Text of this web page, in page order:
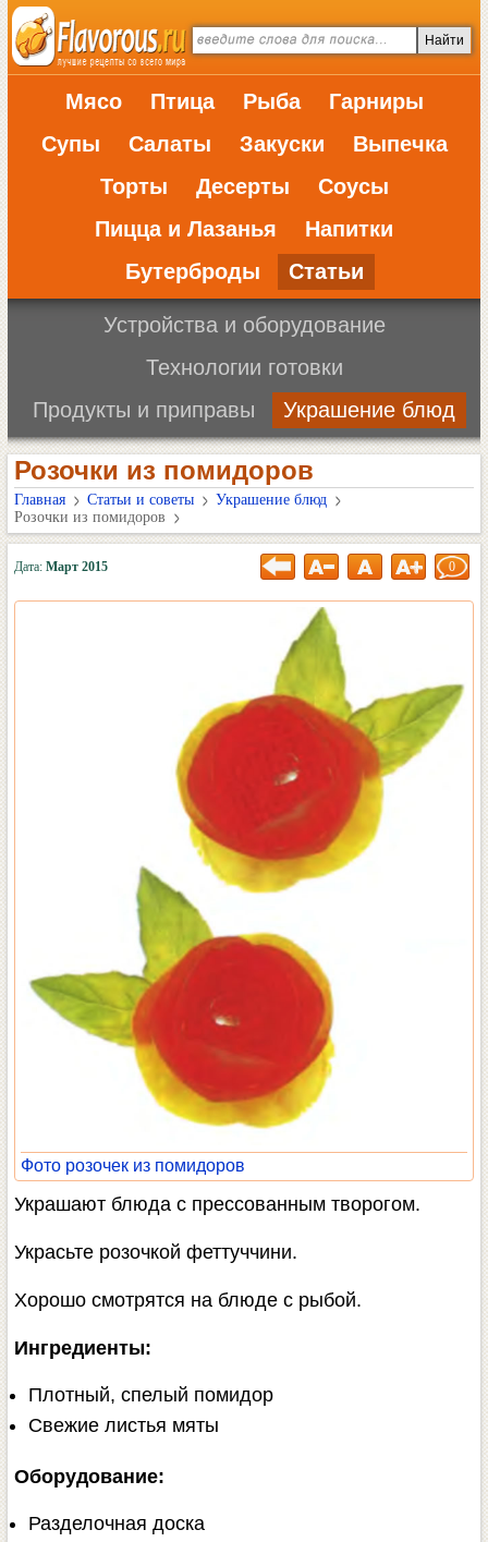
Мясо Птица Рыба
Гарниры
Супы
Салаты Закуски
Выпечка
Торты
Десерты
Соусы
Пицца и Лазанья
Напитки
Бутерброды
Статьи
Устройства и оборудование
Технологии готовки
Продукты и приправы
Украшение блюд
Розочки из помидоров
Главная Статьи и советы
Украшение блюд
Розочки из помидоров
Дата: Март 2015 0
Фото розочек из помидоров
Украшают блюда с прессованным творогом.
Украсьте розочкой феттуччини.
Хорошо смотрятся на блюде с рыбой.
Ингредиенты:
Плотный, спелый помидор
Свежие листья мяты
Оборудование:
Разделочная доска